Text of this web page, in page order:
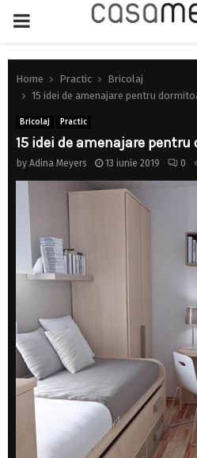
PRIMARY
MENU
Home Practic
Bricolaj
15 idei de amenajare pentru
Bricolaj Practic
15 idei de amenajare
by Adina Meyers 13 iunie 2019 0